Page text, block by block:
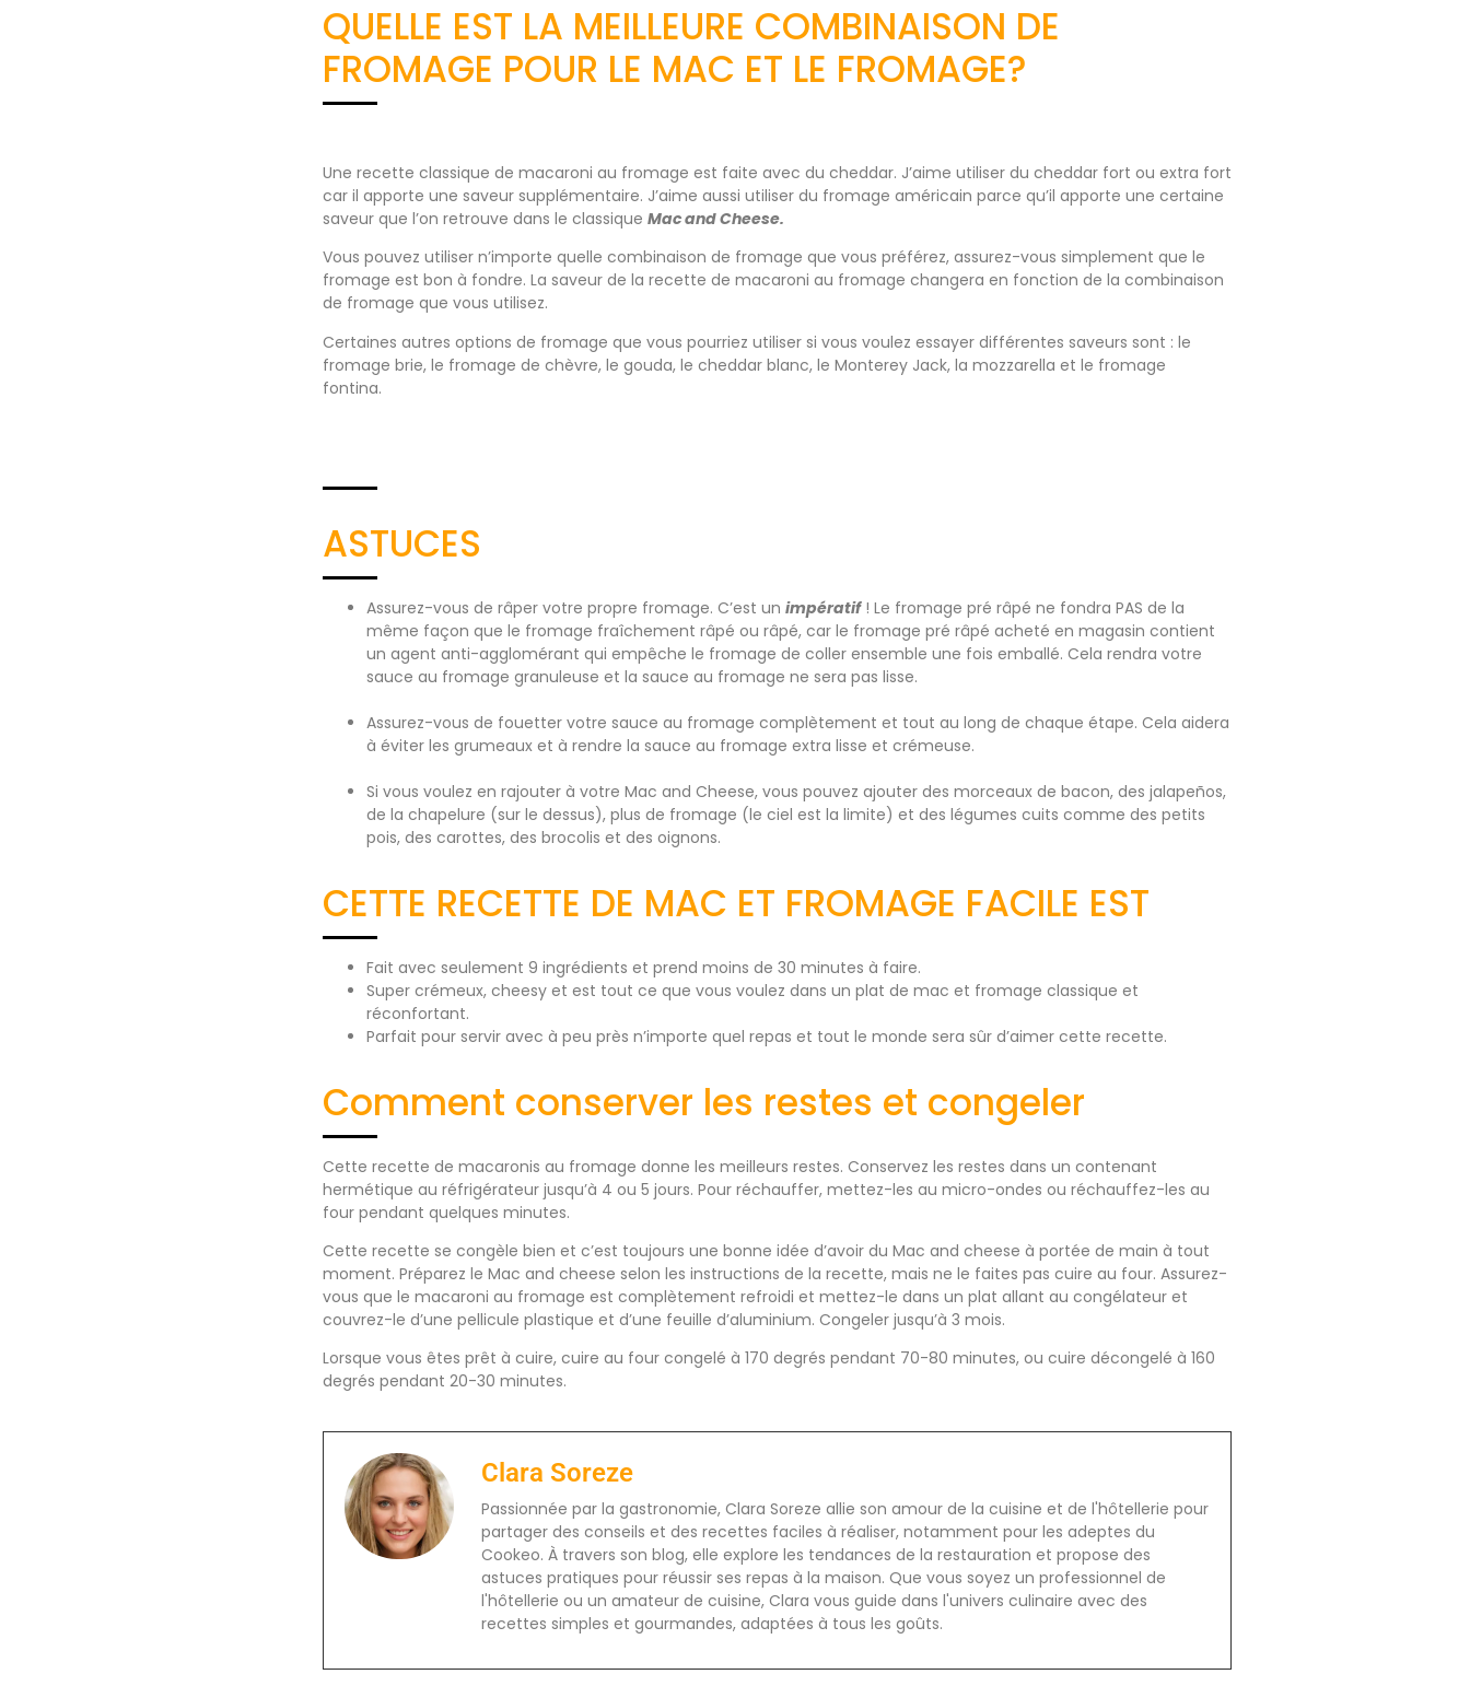
QUELLE EST LA MEILLEURE COMBINAISON DE
FROMAGE POUR LE MAC ET LE FROMAGE?
Une recette classique de macaroni au fromage est faite avec du cheddar. J’aime utiliser du cheddar fort ou extra fort
car il apporte une saveur supplémentaire. J’aime aussi utiliser du fromage américain parce qu’il apporte une certaine
saveur que l’on retrouve dans le classique Mac and Cheese.
Vous pouvez utiliser n’importe quelle combinaison de fromage que vous préférez, assurez-vous simplement que le
fromage est bon à fondre. La saveur de la recette de macaroni au fromage changera en fonction de la combinaison
de fromage que vous utilisez.
Certaines autres options de fromage que vous pourriez utiliser si vous voulez essayer différentes saveurs sont : le
fromage brie, le fromage de chèvre, le gouda, le cheddar blanc, le Monterey Jack, la mozzarella et le fromage
fontina.
ASTUCES
Assurez-vous de râper votre propre fromage. C’est un impératif! Le fromage pré râpé ne fondra PAS de la
même façon que le fromage fraîchement râpé ou râpé, car le fromage pré râpé acheté en magasin contient
un agent anti-agglomérant qui empêche le fromage de coller ensemble une fois emballé. Cela rendra votre
sauce au fromage granuleuse et la sauce au fromage ne sera pas lisse.
Assurez-vous de fouetter votre sauce au fromage complètement et tout au long de chaque étape. Cela aidera
à éviter les grumeaux et à rendre la sauce au fromage extra lisse et crémeuse.
Si vous voulez en rajouter à votre Mac and Cheese, vous pouvez ajouter des morceaux de bacon, des jalapeños,
de la chapelure (sur le dessus), plus de fromage (le ciel est la limite) et des légumes cuits comme des petits
pois, des carottes, des brocolis et des oignons.
CETTE RECETTE DE MAC ET FROMAGE FACILE EST
Fait avec seulement 9 ingrédients et prend moins de 30 minutes à faire.
Super crémeux, cheesy et est tout ce que vous voulez dans un plat de mac et fromage classique et
réconfortant.
Parfait pour servir avec à peu près n’importe quel repas et tout le monde sera sûr d’aimer cette recette.
Comment conserver les restes et congeler
Cette recette de macaronis au fromage donne les meilleurs restes. Conservez les restes dans un contenant
hermétique au réfrigérateur jusqu’à 4 ou 5 jours. Pour réchauffer, mettez-les au micro-ondes ou réchauffez-les au
four pendant quelques minutes.
Cette recette se congèle bien et c’est toujours une bonne idée d’avoir du Mac and cheese à portée de main à tout
moment. Préparez le Mac and cheese selon les instructions de la recette, mais ne le faites pas cuire au four. Assurez-
vous que le macaroni au fromage est complètement refroidi et mettez-le dans un plat allant au congélateur et
couvrez-le d’une pellicule plastique et d’une feuille d’aluminium. Congeler jusqu’à 3 mois.
Lorsque vous êtes prêt à cuire, cuire au four congelé à 170 degrés pendant 70-80 minutes, ou cuire décongelé à 160
degrés pendant 20-30 minutes.
Clara Soreze
Passionnée par la gastronomie, Clara Soreze allie son amour de la cuisine et de l'hôtellerie pour
partager des conseils et des recettes faciles à réaliser, notamment pour les adeptes du
Cookeo. À travers son blog, elle explore les tendances de la restauration et propose des
astuces pratiques pour réussir ses repas à la maison. Que vous soyez un professionnel de
l'hôtellerie ou un amateur de cuisine, Clara vous guide dans l'univers culinaire avec des
recettes simples et gourmandes, adaptées à tous les goûts.